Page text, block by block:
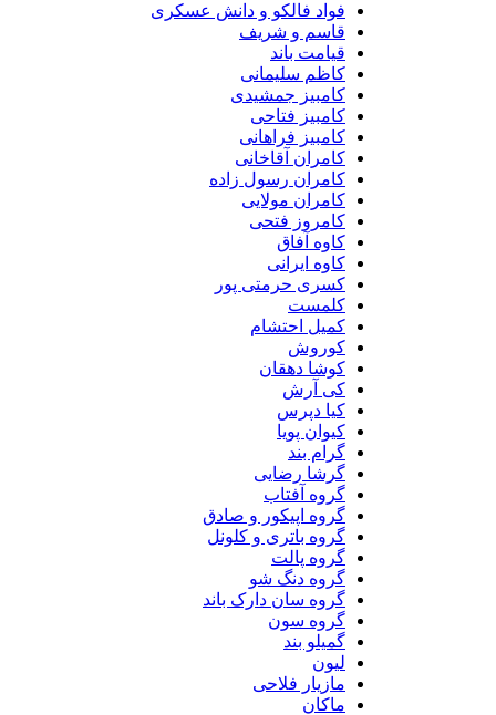
فواد فالکو و دانش عسکری
قاسم و شریف
قیامت باند
کاظم سلیمانی
کامبیز جمشیدی
کامبیز فتاحی
کامبیز فراهانی
کامران آقاخانی
کامران رسول زاده
کامران مولایی
کامروز فتحی
کاوه آفاق
کاوه ایرانی
کسری حرمتی پور
کلمست
کمیل احتشام
کوروش
کوشا دهقان
کی آرش
کیا دپرس
کیوان پویا
گرام بند
گرشا رضایی
گروه آفتاب
گروه اپیکور و صادق
گروه باتری و کلونل
گروه پالت
گروه دنگ شو
گروه سان دارک باند
گروه سون
گمیلو بند
مازیار فلاحی